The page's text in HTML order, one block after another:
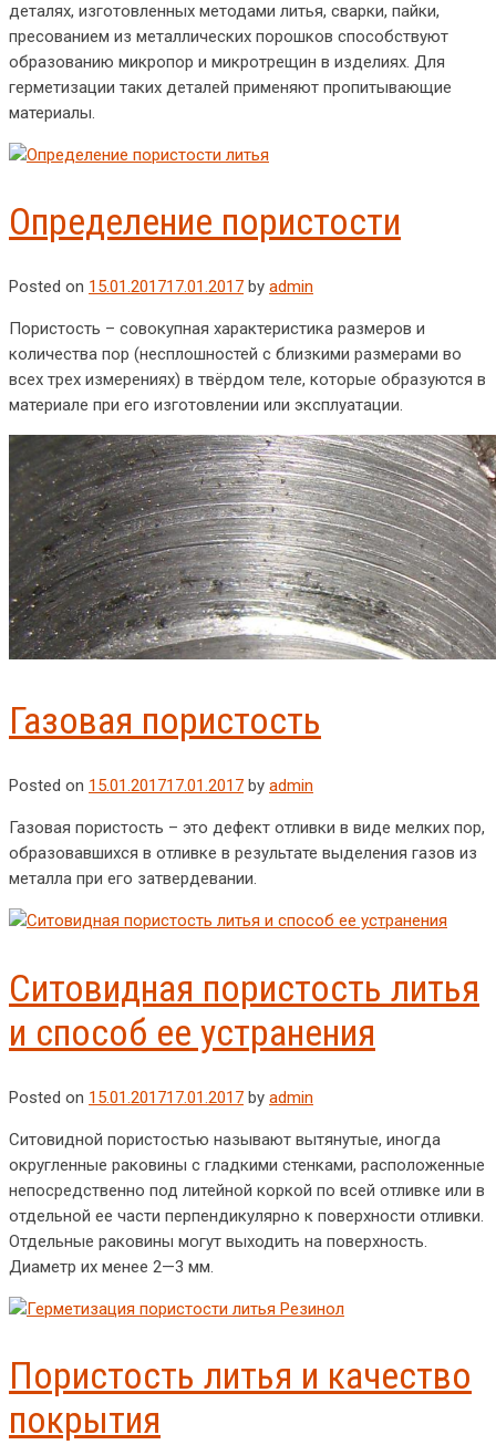
деталях, изготовленных методами литья, сварки, пайки,
пресованием из металлических порошков способствуют
образованию микропор и микротрещин в изделиях. Для
герметизации таких деталей применяют пропитывающие
материалы.
Определение пористости
Posted on 15.01.201717.01.2017 by admin
Пористость – совокупная характеристика размеров и
количества пор (несплошностей с близкими размерами во
всех трех измерениях) в твёрдом теле, которые образуются в
материале при его изготовлении или эксплуатации.
Газовая пористость
Posted on 15.01.201717.01.2017 by admin
Газовая пористость – это дефект отливки в виде мелких пор,
образовавшихся в отливке в результате выделения газов из
металла при его затвердевании.
Ситовидная пористость литья
и способ ее устранения
Posted on 15.01.201717.01.2017 by admin
Ситовидной пористостью называют вытянутые, иногда
округленные раковины с гладкими стенками, расположенные
непосредственно под литейной коркой по всей отливке или в
отдельной ее части перпендикулярно к поверхности отливки.
Отдельные раковины могут выходить на поверхность.
Диаметр их менее 2—3 мм.
Пористость литья и качество
покрытия